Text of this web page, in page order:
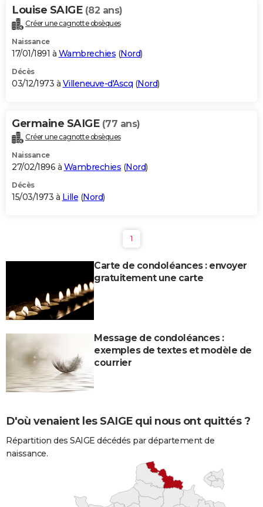
Louise SAIGE (82 ans)
Créer une cagnotte obsèques
Naissance
17/01/1891 à Wambrechies (Nord)
Décès
03/12/1973 à Villeneuve-d'Ascq (Nord)
Germaine SAIGE (77 ans)
Créer une cagnotte obsèques
Naissance
27/02/1896 à Wambrechies (Nord)
Décès
15/03/1973 à Lille (Nord)
1
Carte de condoléances : envoyer
gratuitement une carte
Message de condoléances :
exemples de textes et modèle de
courrier
D'où venaient les SAIGE qui nous ont quittés ?
Répartition des SAIGE décédés par département de
naissance.